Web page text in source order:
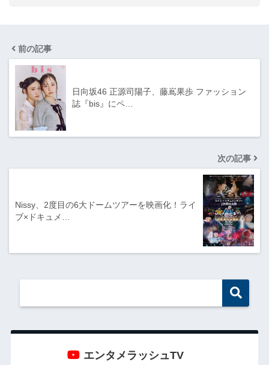
前の記事
日向坂46 正源司陽子、藤嶌果歩 ファッション
誌『bis』にペ…
次の記事
Nissy、2度目の6大ドームツアーを映画化！ライ
ブ×ドキュメ…
エンタメラッシュTV